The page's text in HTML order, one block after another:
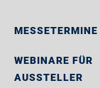
MESSETERMINE
WEBINARE FÜR
AUSSTELLER